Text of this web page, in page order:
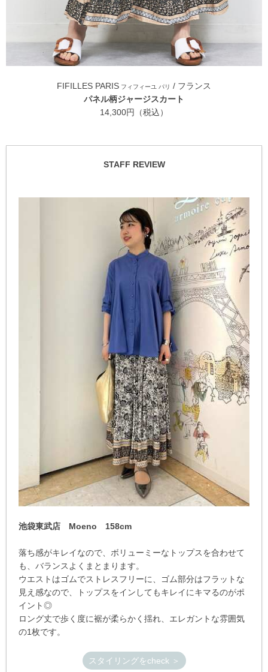
FIFILLES PARIS フィフィーユ パリ / フランス
パネル柄ジャージスカート
14,300円（税込）
STAFF REVIEW
池袋東武店 Moeno 158cm
落ち感がキレイなので、ボリューミーなトップスを合わせて
も、バランスよくまとまります。
ウエストはゴムでストレスフリーに、ゴム部分はフラットな
見え感なので、トップスをインしてもキレイにキマるのがポ
イント◎
ロング丈で歩く度に裾が柔らかく揺れ、エレガントな雰囲気
の1枚です。
スタイリングをcheck ＞